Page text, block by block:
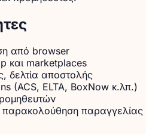
από browser
και marketplaces
δελτία αποστολής
(ACS, ELTA, BoxNow κ.λπ.)
παρακολούθηση παραγγελίας